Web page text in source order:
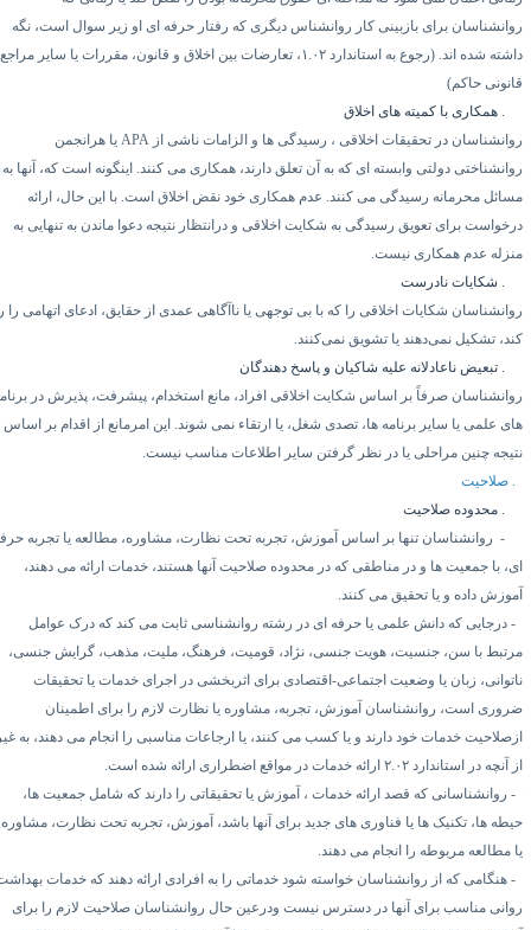
برای بازبینی کار روانشناس دیگری که رفتار حرفه ای او زیر سوال است، نگه
شده اند. (رجوع به استاندارد۱.۰۲، تعارضات بین اخلاق و قانون، مقررات یا سایر مراجع
حاکم)
همکاری با کمیته های اخلاق
در تحقیقات اخلاقی ، رسیدگی ها و الزامات ناشی از APA یا هرانجمن
دولتی وابسته ای که به آن تعلق دارند، همکاری می کنند. اینگونه است که، آنها به
محرمانه رسیدگی می کنند. عدم همکاری خود نقض اخلاق است. با این حال، ارائه
برای تعویق رسیدگی به شکایت اخلاقی و درانتظار نتیجه دعوا ماندن به تنهایی به
عدم همکاری نیست.
شکایات نادرست
شکایات اخلاقی را که با بی توجهی یا ناآگاهی عمدی از حقایق، ادعای اتهامی را رد
تشکیل نمی‌دهند یا تشویق نمی‌کنند.
تبعیض ناعادلانه علیه شاکیان و پاسخ دهندگان
صرفاً بر اساس شکایت اخلاقی افراد، مانع استخدام، پیشرفت، پذیرش در برنامه
علمی یا سایر برنامه ها، تصدی شغل، یا ارتقاء نمی شوند. این امرمانع از اقدام بر اساس
چنین مراحلی یا در نظر گرفتن سایر اطلاعات مناسب نیست.
صلاحیت
محدوده صلاحیت
روانشناسان تنها بر اساس آموزش، تجربه تحت نظارت، مشاوره، مطالعه یا تجربه حرفه
با جمعیت ها و در مناطقی که در محدوده صلاحیت آنها هستند، خدمات ارائه می دهند،
داده و یا تحقیق می کنند.
درجایی که دانش علمی یا حرفه ای در رشته روانشناسی ثابت می کند که درک عوامل
با سن، جنسیت، هویت جنسی، نژاد، قومیت، فرهنگ، ملیت، مذهب، گرایش جنسی،
زبان یا وضعیت اجتماعی-اقتصادی برای اثربخشی در اجرای خدمات یا تحقیقات
است، روانشناسان آموزش، تجربه، مشاوره یا نظارت لازم را برای اطمینان
خدمات خود دارند و یا کسب می کنند، یا ارجاعات مناسبی را انجام می دهند، به غیر
آنچه در استاندارد۲.۰۲ارائه خدمات در مواقع اضطراری ارائه شده است.
روانشناسانی که قصد ارائه خدمات ، آموزش یا تحقیقاتی را دارند که شامل جمعیت ها،
ها، تکنیک ها یا فناوری های جدید برای آنها باشد، آموزش، تجربه تحت نظارت، مشاوره
مطالعه مربوطه را انجام می دهند.
هنگامی که از روانشناسان خواسته شود خدماتی را به افرادی ارائه دهند که خدمات بهداشت
مناسب برای آنها در دسترس نیست ودرعین حال روانشناسان صلاحیت لازم را برای